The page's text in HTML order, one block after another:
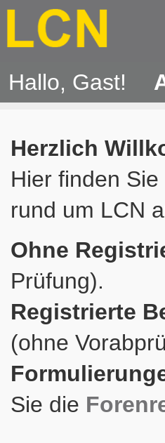
Hallo, Gast!
Herzlich
Hier finden
rund um LCN
Ohne
Prüfung).
Registrierte
(ohne
Sie die